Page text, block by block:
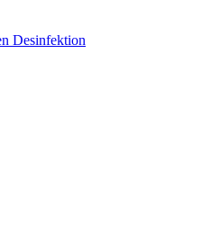
Desinfektion